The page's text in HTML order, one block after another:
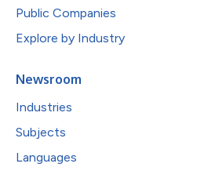
Public Companies
Explore by Industry
Newsroom
Industries
Subjects
Languages